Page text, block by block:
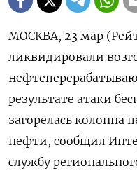
МОСКВА, 23 мар
ликвидировали
результате атаки
загорелась колонна
нефти, сообщил
службу